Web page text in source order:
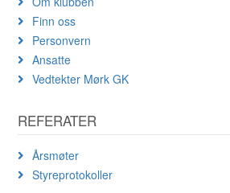
Finn oss
Personvern
Ansatte
Vedtekter Mørk GK
REFERATER
Årsmøter
Styreprotokoller